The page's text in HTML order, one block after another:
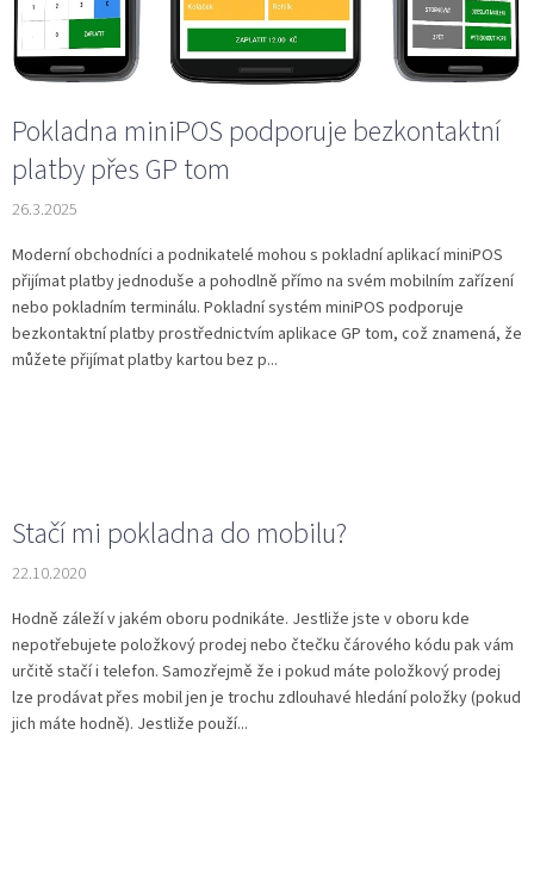
Pokladna miniPOS podporuje bezkontaktní
platby přes GP tom
26.3.2025
Moderní obchodníci a podnikatelé mohou s pokladní aplikací miniPOS
přijímat platby jednoduše a pohodlně přímo na svém mobilním zařízení
nebo pokladním terminálu. Pokladní systém miniPOS podporuje
bezkontaktní platby prostřednictvím aplikace GP tom, což znamená, že
můžete přijímat platby kartou bez p...
Stačí mi pokladna do mobilu?
22.10.2020
Hodně záleží v jakém oboru podnikáte. Jestliže jste v oboru kde
nepotřebujete položkový prodej nebo čtečku čárového kódu pak vám
určitě stačí i telefon. Samozřejmě že i pokud máte položkový prodej
lze prodávat přes mobil jen je trochu zdlouhavé hledání položky (pokud
jich máte hodně). Jestliže použí...